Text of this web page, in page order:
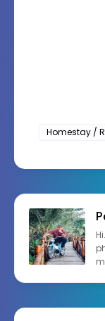
Homestay /